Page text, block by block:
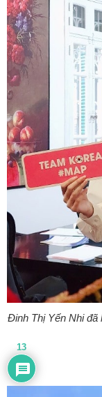
Đinh Thị Yến Nhi đã
13